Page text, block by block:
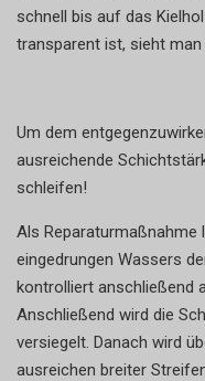
schnell bis auf das
transparent ist, sieht
Um dem
ausreichende
schleifen!
Als Reparaturmaßnahme
eingedrungen Wassers
kontrolliert anschließend
Anschließend wird die
versiegelt. Danach wird
ausreichen breiter